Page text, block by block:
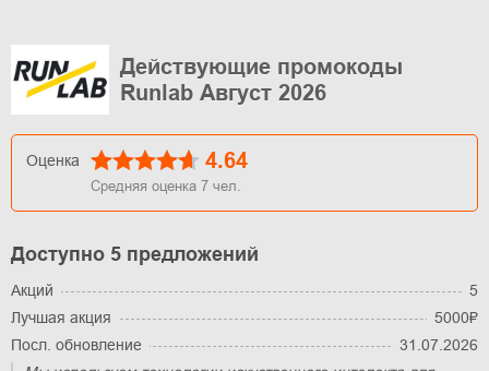
Действующие промокоды
Runlab Август 2026
Оценка 4.64
Средняя оценка 7 чел.
Доступно 5 предложений
Акций
5
Лучшая акция
5000₽
Посл. обновление
31.07.2026